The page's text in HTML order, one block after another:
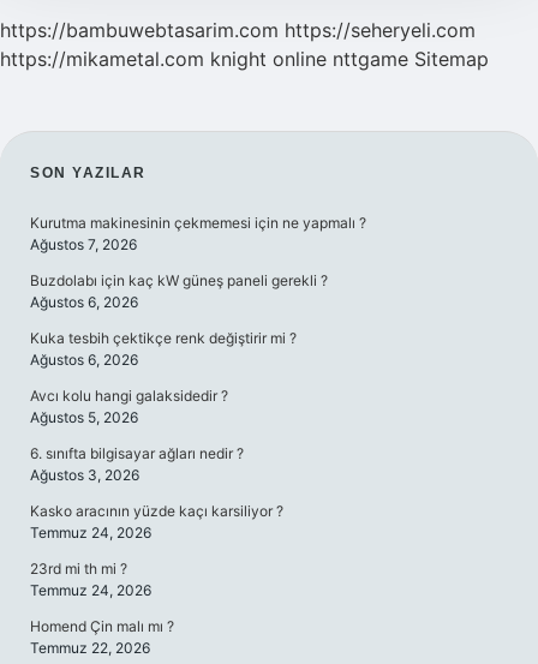
https://bambuwebtasarim.com https://seheryeli.com
https://mikametal.com knight online nttgame Sitemap
SIDEBAR
SON YAZILAR
Kurutma makinesinin çekmemesi için ne yapmalı ?
Ağustos 7, 2026
Buzdolabı için kaç kW güneş paneli gerekli ?
Ağustos 6, 2026
Kuka tesbih çektikçe renk değiştirir mi ?
Ağustos 6, 2026
Avcı kolu hangi galaksidedir ?
Ağustos 5, 2026
6. sınıfta bilgisayar ağları nedir ?
Ağustos 3, 2026
Kasko aracının yüzde kaçı karsiliyor ?
Temmuz 24, 2026
23rd mi th mi ?
Temmuz 24, 2026
Homend Çin malı mı ?
Temmuz 22, 2026